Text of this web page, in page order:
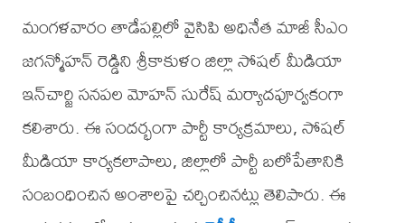
మంగళవారం తాడేపల్లిలో వైసిపి అధినేత మాజీ సీఎం
జగన్మోహన్ రెడ్డిని శ్రీకాకుళం జిల్లా సోషల్ మీడియా
ఇన్‌చార్జి సనపల మోహన్ సురేష్ మర్యాదపూర్వకంగా
కలిశారు. ఈ సందర్భంగా పార్టీ కార్యక్రమాలు, సోషల్
మీడియా కార్యకలాపాలు, జిల్లాలో పార్టీ బలోపేతానికి
సంబంధించిన అంశాలపై చర్చించినట్లు తెలిపారు. ఈ